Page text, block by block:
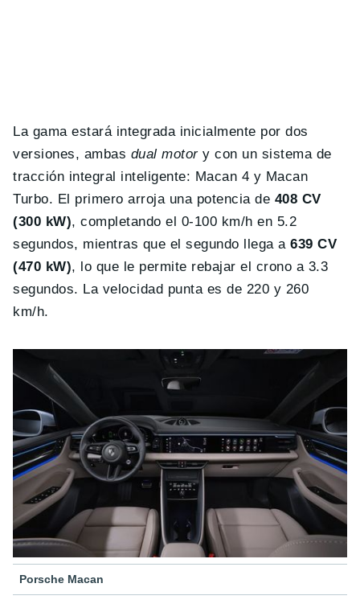
La gama estará integrada inicialmente por dos
versiones, ambas dual motory con un sistema de
tracción integral inteligente: Macan 4 y Macan
Turbo. El primero arroja una potencia de 408 CV
(300 kW), completando el 0-100 km/h en 5.2
segundos, mientras que el segundo llega a639 CV
(470 kW), lo que le permite rebajar el crono a 3.3
segundos. La velocidad punta es de 220 y 260
km/h.
Porsche Macan